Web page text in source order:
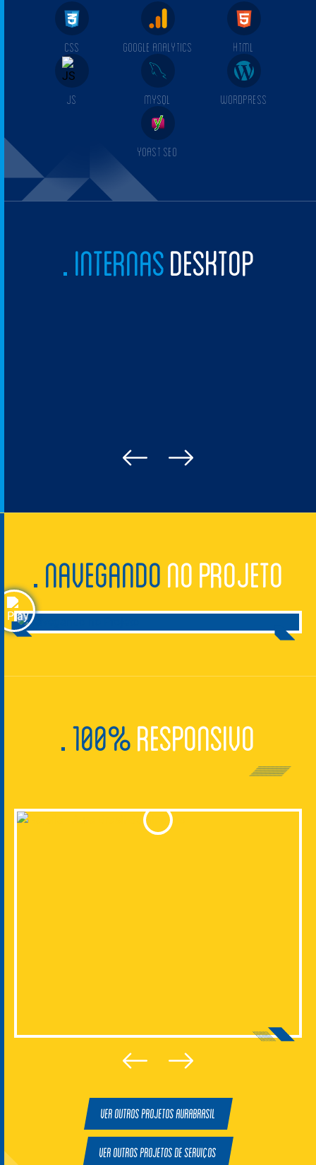
CSS GOOGLE ANALYTICS HTML
JS MYSQL WORDPRESS
YOAST SEO
INTERNASDESKTOP
NAVEGANDONO PROJETO
100%RESPONSIVO
Ver outros projetos Aurabrasil
Ver outros projetos de Serviços